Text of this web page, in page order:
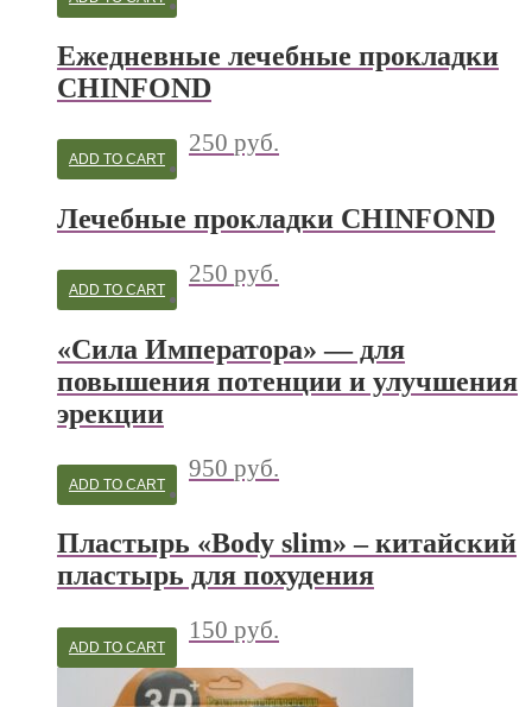
Ежедневные лечебные прокладки
CHINFOND
250 руб.
ADD TO CART
Лечебные прокладки CHINFOND
250 руб.
ADD TO CART
«Сила Императора» — для
повышения потенции и улучшения
эрекции
950 руб.
ADD TO CART
Пластырь «Body slim» – китайский
пластырь для похудения
150 руб.
ADD TO CART